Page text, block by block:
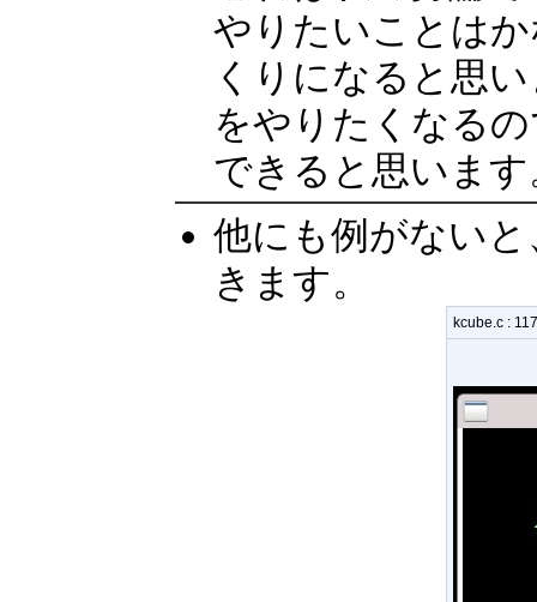
やりたいことは
くりになると思
をやりたくなる
できると思います
他にも例がない
きます。
kcube.c :